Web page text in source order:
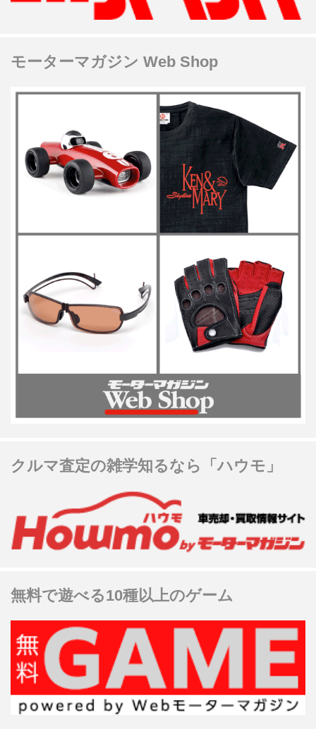
モーターマガジン Web Shop
クルマ査定の雑学知るなら「ハウモ」
無料で遊べる10種以上のゲーム